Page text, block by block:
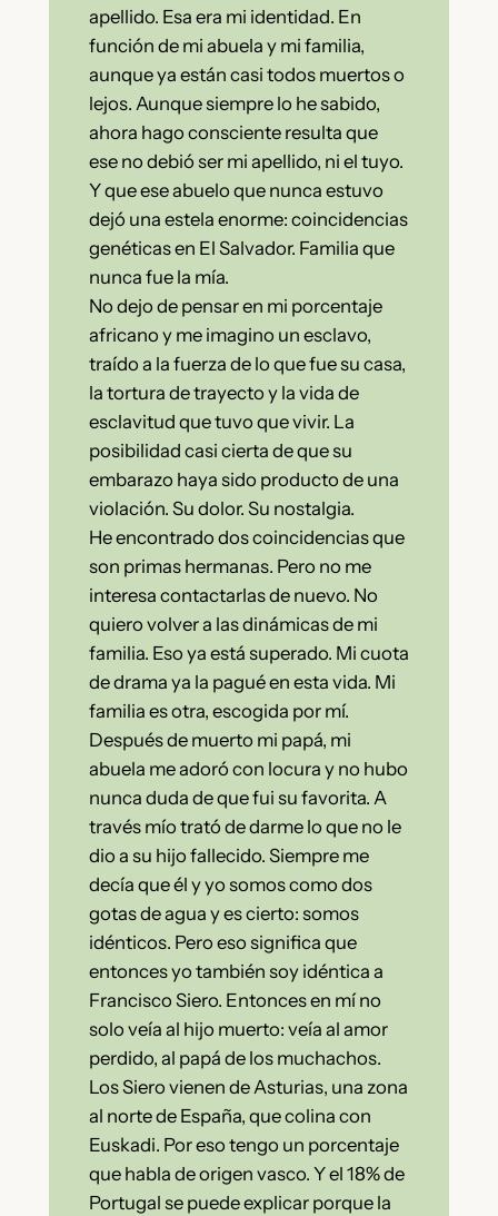
apellido. Esa era mi identidad. En
función de mi abuela y mi familia,
aunque ya están casi todos muertos o
lejos. Aunque siempre lo he sabido,
ahora hago consciente resulta que
ese no debió ser mi apellido, ni el tuyo.
Y que ese abuelo que nunca estuvo
dejó una estela enorme: coincidencias
genéticas en El Salvador. Familia que
nunca fue la mía.
No dejo de pensar en mi porcentaje
africano y me imagino un esclavo,
traído a la fuerza de lo que fue su casa,
la tortura de trayecto y la vida de
esclavitud que tuvo que vivir. La
posibilidad casi cierta de que su
embarazo haya sido producto de una
violación. Su dolor. Su nostalgia.
He encontrado dos coincidencias que
son primas hermanas. Pero no me
interesa contactarlas de nuevo. No
quiero volver a las dinámicas de mi
familia. Eso ya está superado. Mi cuota
de drama ya la pagué en esta vida. Mi
familia es otra, escogida por mí.
Después de muerto mi papá, mi
abuela me adoró con locura y no hubo
nunca duda de que fui su favorita. A
través mío trató de darme lo que no le
dio a su hijo fallecido. Siempre me
decía que él y yo somos como dos
gotas de agua y es cierto: somos
idénticos. Pero eso significa que
entonces yo también soy idéntica a
Francisco Siero. Entonces en mí no
solo veía al hijo muerto: veía al amor
perdido, al papá de los muchachos.
Los Siero vienen de Asturias, una zona
al norte de España, que colina con
Euskadi. Por eso tengo un porcentaje
que habla de origen vasco. Y el 18% de
Portugal se puede explicar porque la